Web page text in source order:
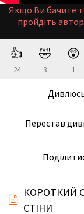
Якщо Ви бачите
пройдіть
👍
24
🤣
3
😲
1
Перестав
КОРОТКИЙ
СТІНИ